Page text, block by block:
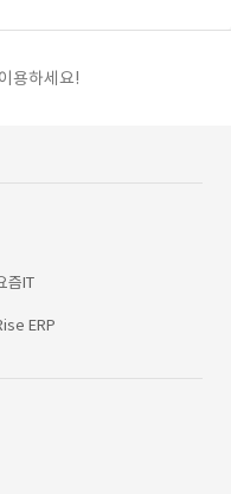
용하세요!
즘IT
ERP